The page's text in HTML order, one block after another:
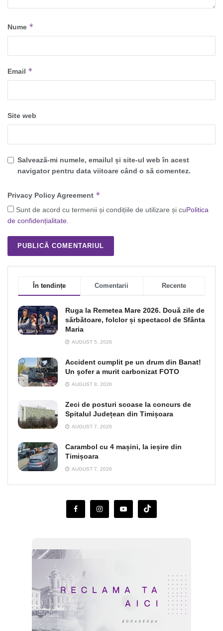
Nume *
Email *
Site web
Salvează-mi numele, emailul și site-ul web în acest
navigator pentru data viitoare când o să comentez.
Privacy Policy Agreement *
Sunt de acord cu termenii și condițiile de utilizare și cuPolitica
de confidențialitate.
În tendințe Comentarii Recente
Ruga la Remetea Mare 2026. Două zile de
sărbătoare, folclor și spectacol de Sfânta
Maria
AUGUST 5, 2026
Accident cumplit pe un drum din Banat!
Un şofer a murit carbonizat FOTO
AUGUST 8, 2026
Zeci de posturi scoase la concurs de
Spitalul Județean din Timișoara
AUGUST 7, 2026
Carambol cu 4 mașini, la ieșire din
Timișoara
AUGUST 7, 2026